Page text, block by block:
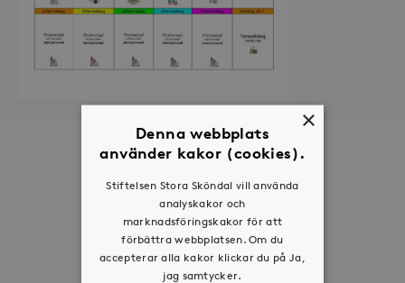
Om oss
Organisation
Historia
Riktlinje för personuppgifter
Tillgänglighetsredogörelse
×
Denna webbplats
använder kakor (cookies).
Stiftelsen Stora Sköndal vill använda
analyskakor och
marknadsföringskakor för att
förbättra webbplatsen. Om du
accepterar alla kakor klickar du på Ja,
jag samtycker.